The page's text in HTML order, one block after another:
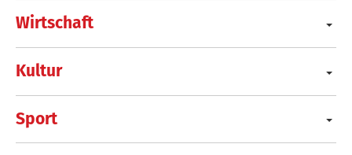
Wirtschaft
Kultur
Sport